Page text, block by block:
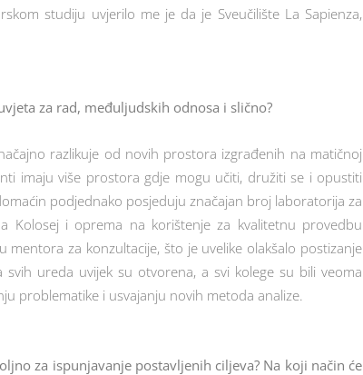
studiju uvjerilo me je da je Sveučilište La Sapienza,
za rad, međuljudskih odnosa i slično?
razlikuje od novih prostora izgrađenih na matičnoj
imaju više prostora gdje mogu učiti, družiti se i opustiti
podjednako posjeduju značajan broj laboratorija za
Kolosej i oprema na korištenje za kvalitetnu provedbu
za konzultacije, što je uvelike olakšalo postizanje
ureda uvijek su otvorena, a svi kolege su bili veoma
problematike i usvajanju novih metoda analize.
za ispunjavanje postavljenih ciljeva? Na koji način će